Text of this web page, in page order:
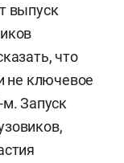
выпуск
что
не ключевое
Запуск